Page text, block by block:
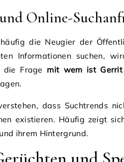
Online-
häufig die Neugier der
Informationen suchen,
die Frage mit wem ist
dass Suchtrends
existieren. Häufig zeigt
ihrem Hintergrund.